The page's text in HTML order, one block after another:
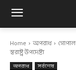
Home অপরাধ
স্বরাষ্ট্র উপদেষ্টা
অপরাধ সর্বশেষ